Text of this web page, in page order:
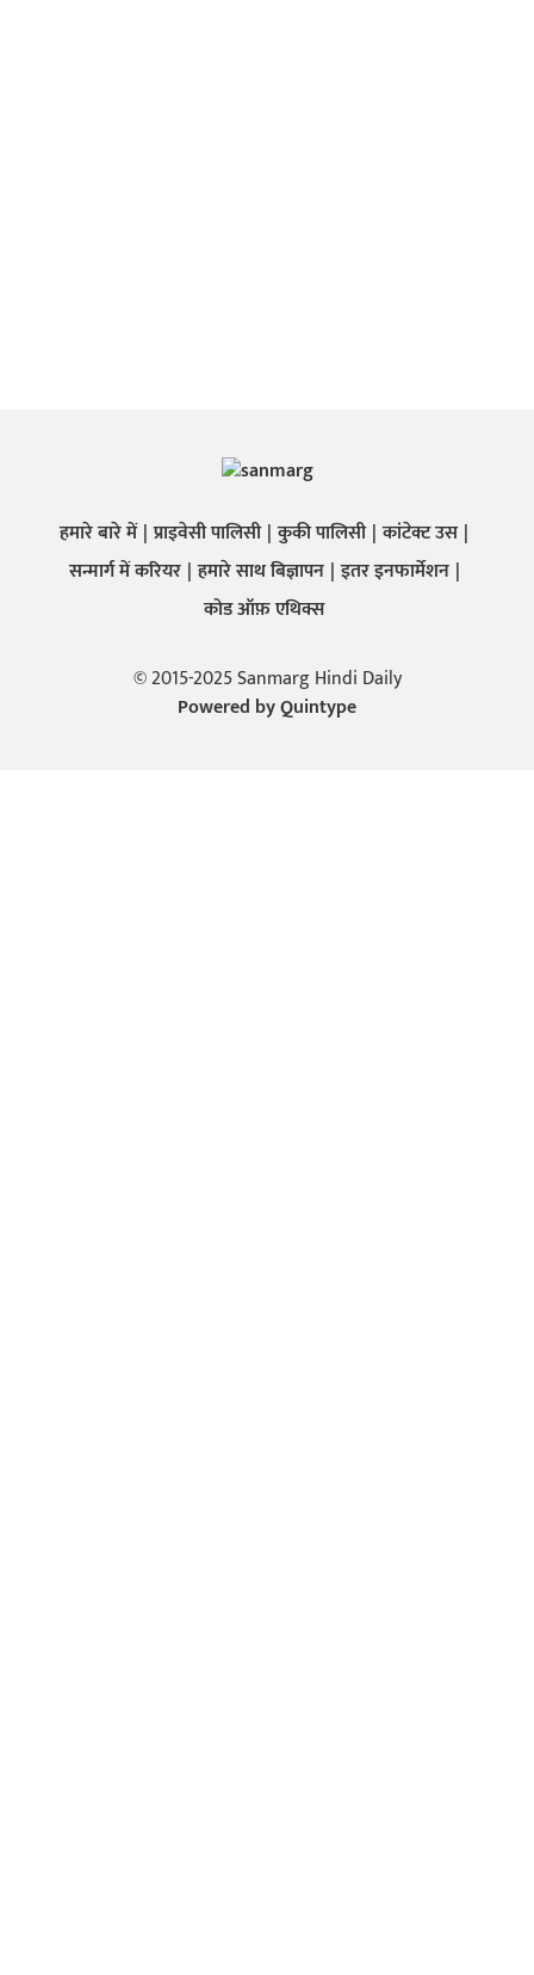
हमारे बारे में प्राइवेसी पालिसी कुकी पालिसी कांटेक्ट उस
सन्मार्ग में करियर हमारे साथ बिज्ञापन इतर इनफार्मेशन
कोड ऑफ़ एथिक्स
© 2015-2025 Sanmarg Hindi Daily
Powered byQuintype